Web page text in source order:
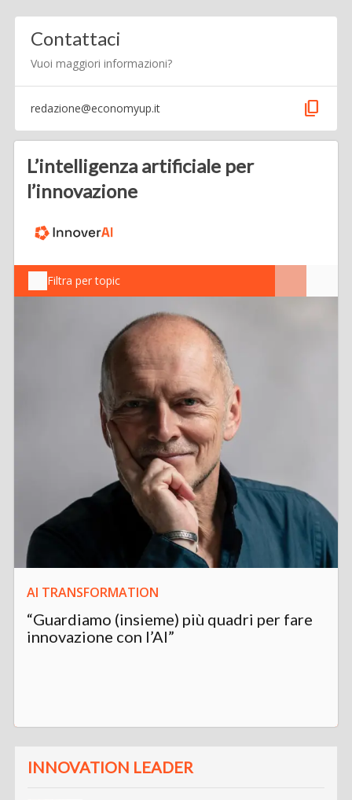
Contattaci
Vuoi maggiori informazioni?
redazione@economyup.it content_copy
L’intelligenza artificiale per
l’innovazione
Filtra per topic
AI TRANSFORMATION
“Guardiamo (insieme) più quadri per fare
innovazione con l’AI”
INNOVATION LEADER